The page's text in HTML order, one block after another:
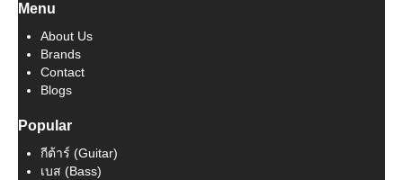
Menu
About Us
Brands
Contact
Blogs
Popular
กีต้าร์ (Guitar)
เบส (Bass)